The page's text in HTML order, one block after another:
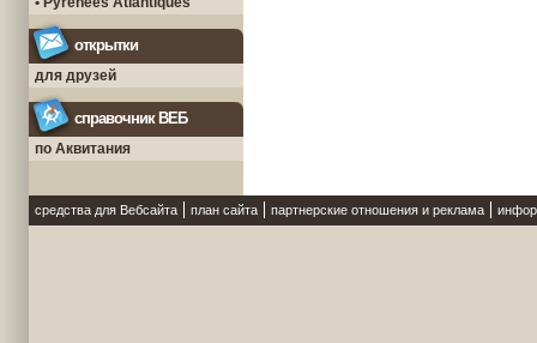
открытки
для друзей
справочник ВЕБ
по Аквитания
средства для Вебсайта план сайта партнерские отношения и реклама